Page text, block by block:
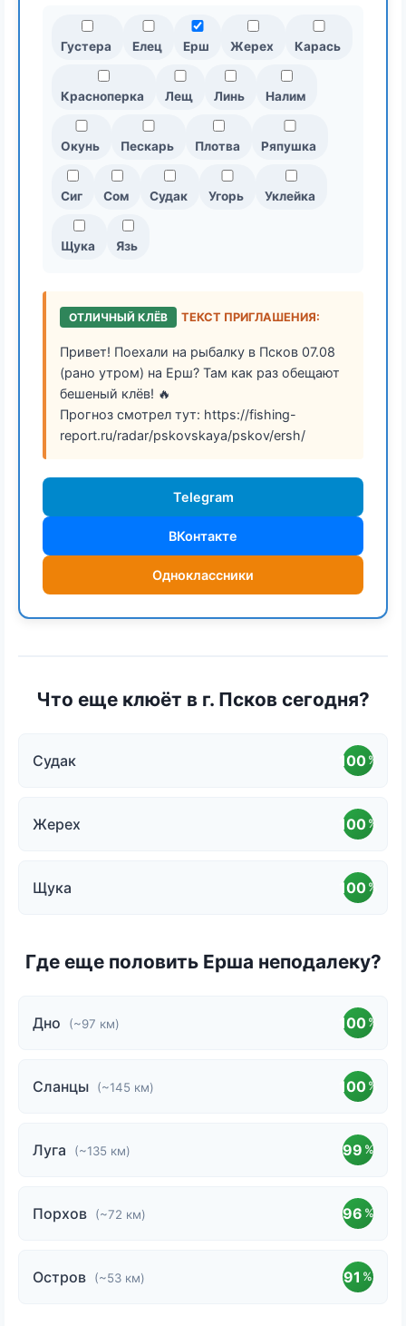
Густера Елец Ерш Жерех Карась
Красноперка Лещ Линь Налим
Окунь Пескарь Плотва Ряпушка
Сиг Сом Судак Угорь Уклейка
Щука Язь
ОТЛИЧНЫЙ КЛЁВ ТЕКСТ ПРИГЛАШЕНИЯ:
Привет! Поехали на рыбалку в Псков 07.08
(рано утром) на Ерш? Там как раз обещают
бешеный клёв! 🔥
Прогноз смотрел тут: https://fishing-
report.ru/radar/pskovskaya/pskov/ersh/
Telegram
ВКонтакте
Одноклассники
Что еще клюёт в г. Псков сегодня?
Судак 100 %
Жерех 100 %
Щука 100 %
Где еще половить Ерша неподалеку?
Дно (~97 км) 100 %
Сланцы (~145 км) 100 %
Луга (~135 км) 99 %
Порхов (~72 км) 96 %
Остров (~53 км) 91 %